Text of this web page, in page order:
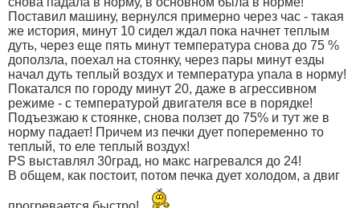
Поставил машину, вернулся примерно через час - такая
же история, минут 10 сидел ждал пока начнет теплым
дуть, через еще пять минут температура снова до 75 %
доползла, поехал на стоянку, через пары минут езды
начал дуть теплый воздух и температура упала в норму!
Покатался по городу минут 20, даже в агрессивном
режиме - с температурой двигателя все в порядке!
Подъезжаю к стоянке, снова ползет до 75% и тут же в
норму падает! Причем из печки дует попеременно то
теплый, то еле теплый воздух!
PS выставлял 30град, но макс нагревался до 24!
В общем, как постоит, потом печка дует холодом, а двиг